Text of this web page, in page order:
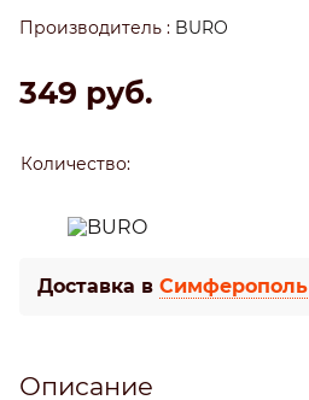
Производитель : BURO
349 руб.
Количество:
Доставка в Симферополь
Описание